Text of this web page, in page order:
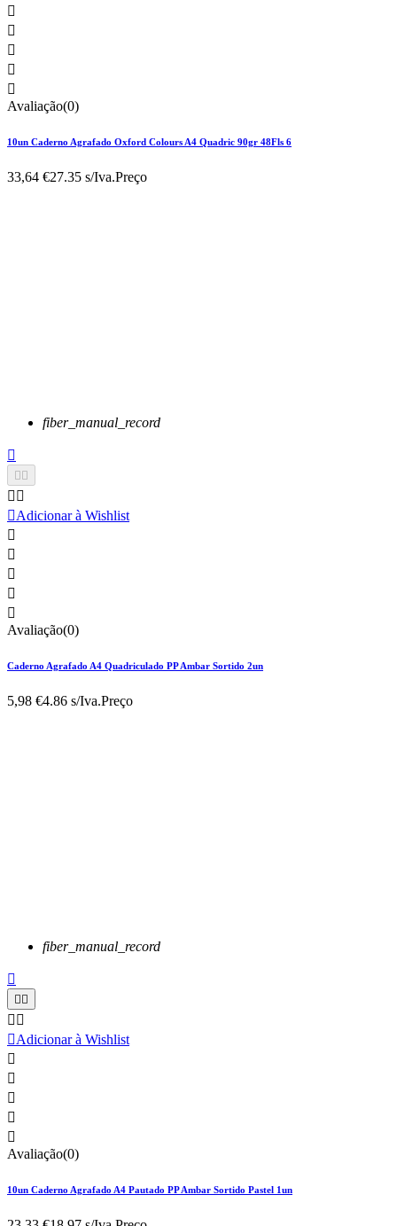





Avaliação(0)
10un Caderno Agrafado Oxford Colours A4 Quadric 90gr 48Fls 6
33,64 €27.35 s/Iva.Preço
fiber_manual_record

 
 
Adicionar à Wishlist





Avaliação(0)
Caderno Agrafado A4 Quadriculado PP Ambar Sortido 2un
5,98 €4.86 s/Iva.Preço
fiber_manual_record

 
 
Adicionar à Wishlist





Avaliação(0)
10un Caderno Agrafado A4 Pautado PP Ambar Sortido Pastel 1un